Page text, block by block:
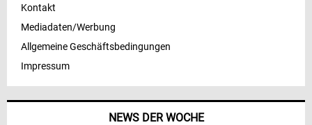
NEWS DER WOCHE
Kontakt
Mediadaten/Werbung
Allgemeine Geschäftsbedingungen
Impressum